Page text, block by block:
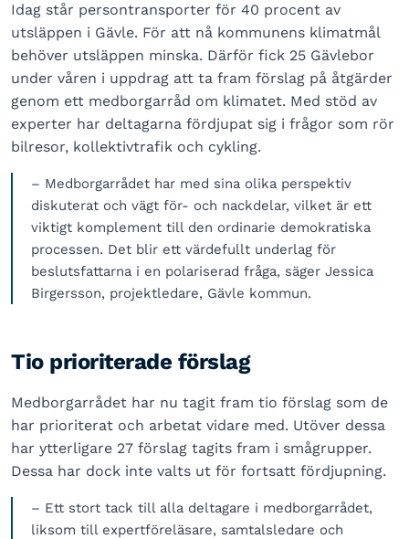
Idag står persontransporter för 40 procent av
utsläppen i Gävle. För att nå kommunens klimatmål
behöver utsläppen minska. Därför fick 25 Gävlebor
under våren i uppdrag att ta fram förslag på åtgärder
genom ett medborgarråd om klimatet. Med stöd av
experter har deltagarna fördjupat sig i frågor som rör
bilresor, kollektivtrafik och cykling.
– Medborgarrådet har med sina olika perspektiv
diskuterat och vägt för- och nackdelar, vilket är ett
viktigt komplement till den ordinarie demokratiska
processen. Det blir ett värdefullt underlag för
beslutsfattarna i en polariserad fråga, säger Jessica
Birgersson, projektledare, Gävle kommun.
Tio prioriterade förslag
Medborgarrådet har nu tagit fram tio förslag som de
har prioriterat och arbetat vidare med. Utöver dessa
har ytterligare 27 förslag tagits fram i smågrupper.
Dessa har dock inte valts ut för fortsatt fördjupning.
– Ett stort tack till alla deltagare i medborgarrådet,
liksom till expertföreläsare, samtalsledare och